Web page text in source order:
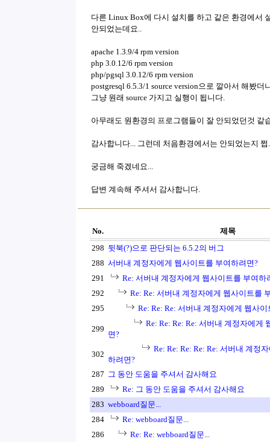
다른 Linux Box에 다시 설치를 하고 같은 환경에서
안되었는데요..
apache 1.3.9/4 rpm version
php 3.0.12/6 rpm version
php/pgsql 3.0.12/6 rpm version
postgresql 6.5.3/1 source version으로 깔아서 해봤더
그냥 원래 source 가지고 실행이 됩니다.
아무래도 원환경의 프로그램들이 잘 안되었던것 같
감사합니다... 그런데 처음환경에서는 안되었는지 쩝
궁금해 죽겠네요...
답변 계속해 주셔서 감사합니다.
No.
제목
298 뒷북(?)으로 판단되는 6.5.2의 버그
288 서버내 계정자에게 웹사이트를 부여하려면?
291
Re: 서버내 계정자에게 웹사이트를 부여하
292
Re: Re: 서버내 계정자에게 웹사이트를
295
Re: Re: Re: 서버내 계정자에게 웹사
299
Re: Re: Re: Re: 서버내 계정자에게
면?
302
Re: Re: Re: Re: Re: 서버내 계정
하려면?
287 그 동안 도움을 주셔서 감사해요
289
Re: 그 동안 도움을 주셔서 감사해요
283 webboard질문...
284
Re: webboard질문...
286
Re: Re: webboard질문...